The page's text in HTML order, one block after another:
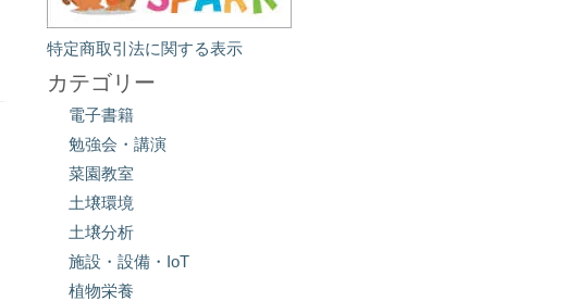
特定商取引法に関する表示
カテゴリー
電子書籍
勉強会・講演
菜園教室
土壌環境
土壌分析
施設・設備・IoT
植物栄養